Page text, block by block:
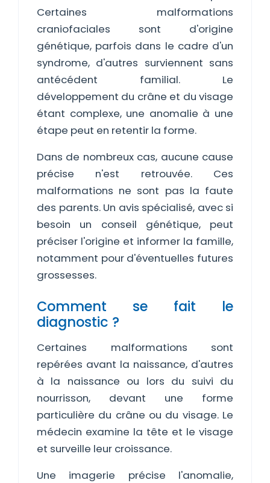
Certaines malformations
craniofaciales sont d'origine
génétique, parfois dans le cadre d'un
syndrome, d'autres surviennent sans
antécédent familial. Le
développement du crâne et du visage
étant complexe, une anomalie à une
étape peut en retentir la forme.
Dans de nombreux cas, aucune cause
précise n'est retrouvée. Ces
malformations ne sont pas la faute
des parents. Un avis spécialisé, avec si
besoin un conseil génétique, peut
préciser l'origine et informer la famille,
notamment pour d'éventuelles futures
grossesses.
Comment se fait le
diagnostic ?
Certaines malformations sont
repérées avant la naissance, d'autres
à la naissance ou lors du suivi du
nourrisson, devant une forme
particulière du crâne ou du visage. Le
médecin examine la tête et le visage
et surveille leur croissance.
Une imagerie précise l'anomalie,